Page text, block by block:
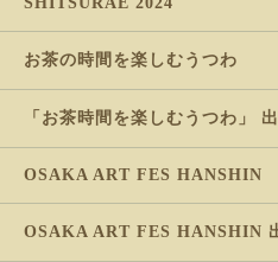
お茶の時間を楽しむうつわ
「お茶時間を楽しむうつわ」
OSAKA ART FES HANSHIN
OSAKA ART FES HANSHIN